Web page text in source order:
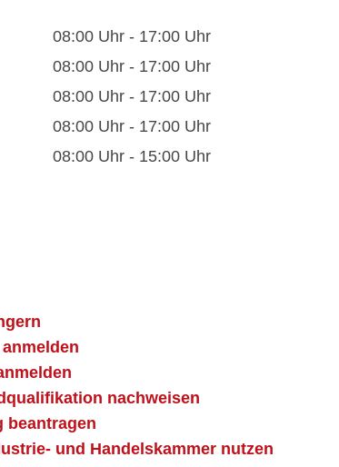
08:00 Uhr - 17:00 Uhr
08:00 Uhr - 17:00 Uhr
08:00 Uhr - 17:00 Uhr
08:00 Uhr - 17:00 Uhr
08:00 Uhr - 15:00 Uhr
nachweisen
beantragen
und Handelskammer nutzen